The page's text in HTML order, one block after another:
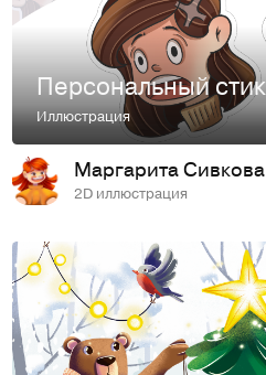
Иллюстрация
Маргарита Сивкова
2D иллюстрация